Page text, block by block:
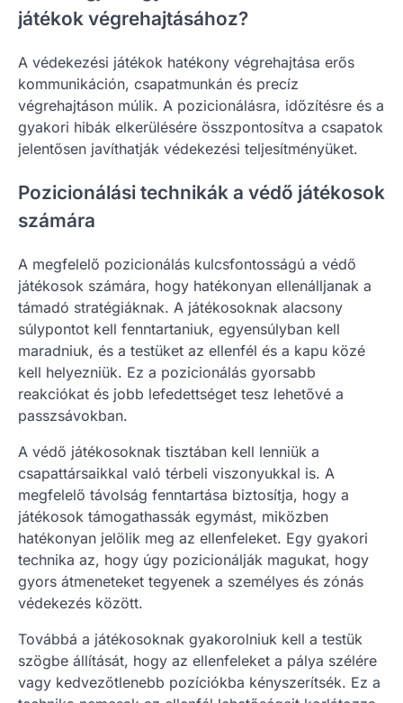
játékok végrehajtásához?
A védekezési játékok hatékony végrehajtása erős
kommunikáción, csapatmunkán és precíz
végrehajtáson múlik. A pozicionálásra, időzítésre és a
gyakori hibák elkerülésére összpontosítva a csapatok
jelentősen javíthatják védekezési teljesítményüket.
Pozicionálási technikák a védő játékosok
számára
A megfelelő pozicionálás kulcsfontosságú a védő
játékosok számára, hogy hatékonyan ellenálljanak a
támadó stratégiáknak. A játékosoknak alacsony
súlypontot kell fenntartaniuk, egyensúlyban kell
maradniuk, és a testüket az ellenfél és a kapu közé
kell helyezniük. Ez a pozicionálás gyorsabb
reakciókat és jobb lefedettséget tesz lehetővé a
passzsávokban.
A védő játékosoknak tisztában kell lenniük a
csapattársaikkal való térbeli viszonyukkal is. A
megfelelő távolság fenntartása biztosítja, hogy a
játékosok támogathassák egymást, miközben
hatékonyan jelölik meg az ellenfeleket. Egy gyakori
technika az, hogy úgy pozicionálják magukat, hogy
gyors átmeneteket tegyenek a személyes és zónás
védekezés között.
Továbbá a játékosoknak gyakorolniuk kell a testük
szögbe állítását, hogy az ellenfeleket a pálya szélére
vagy kedvezőtlenebb pozíciókba kényszerítsék. Ez a